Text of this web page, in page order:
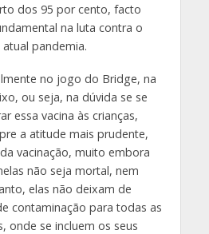
dos 95 por cento, facto
na luta contra o
pandemia.
no jogo do Bridge, na
ou seja, na dúvida se se
essa vacina às crianças,
a atitude mais prudente,
vacinação, muito embora
não seja mortal, nem
elas não deixam de
contaminação para todas as
onde se incluem os seus